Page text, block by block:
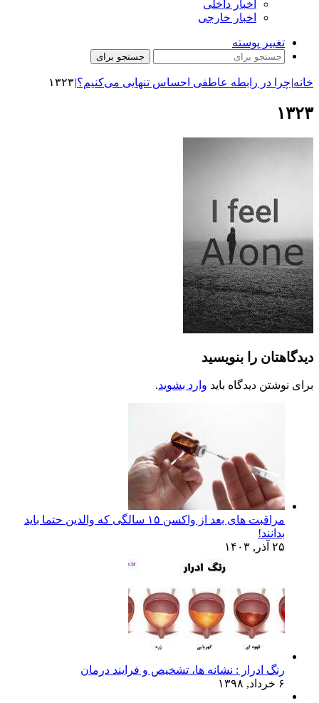
اخبار داخلی
اخبار خارجی
تغییر پوسته
جستجو برای
خانه|چرا در رابطه عاطفی احساس تنهایی می‌کنیم؟|۱۳۲۳
۱۳۲۳
دیدگاهتان را بنویسید
برای نوشتن دیدگاه باید وارد بشوید.
مراقبت های بعد از واکسن ۱۵ سالگی که والدین حتما باید
بدانند!
۲۵ آذر, ۱۴۰۳
رنگ ادرار : نشانه ها، تشخیص و فرایند درمان
۶ خرداد, ۱۳۹۸